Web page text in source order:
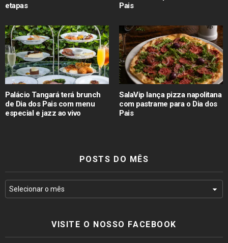
etapas
Pais
Palácio Tangará terá brunch
de Dia dos Pais com menu
especial e jazz ao vivo
SalaVip lança pizza napolitana
com pastrame para o Dia dos
Pais
POSTS DO MÊS
VISITE O NOSSO FACEBOOK